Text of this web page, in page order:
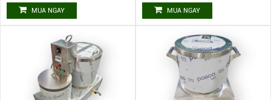
MUA NGAY MUA NGAY